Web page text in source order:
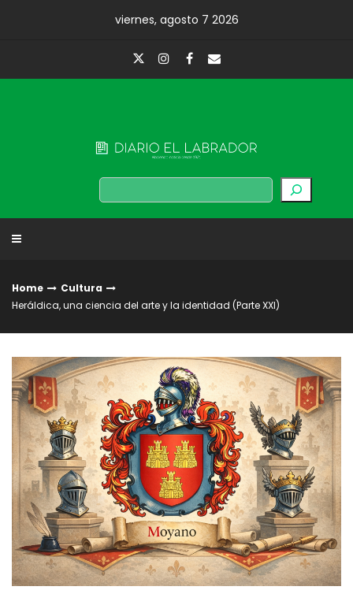
viernes, agosto 7 2026
Buscar
Home
Cultura
Heráldica, una ciencia del arte y la identidad (Parte XXI)